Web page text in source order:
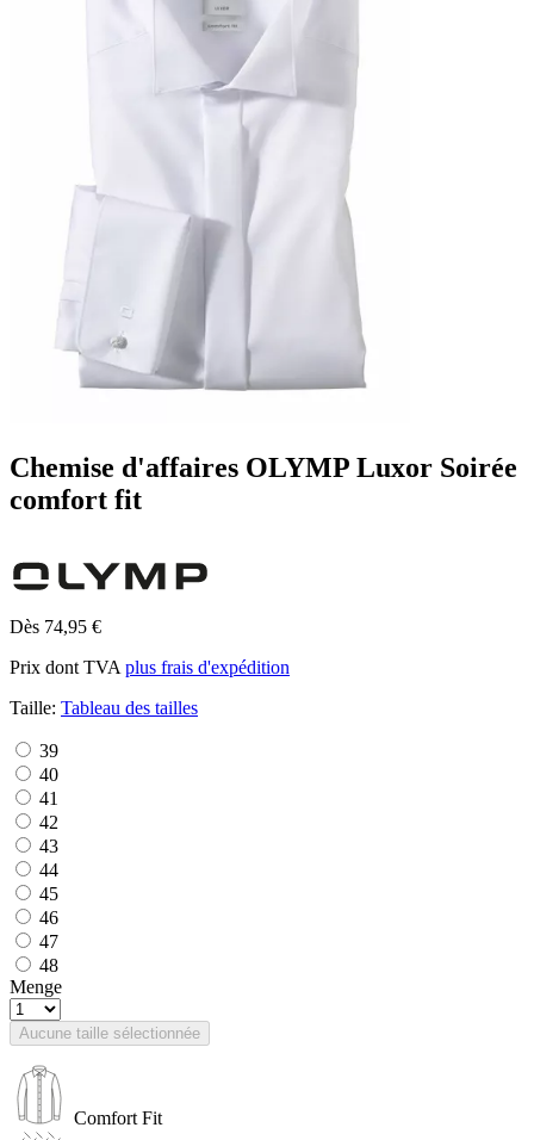
Chemise d'affaires OLYMP Luxor Soirée
comfort fit
Dès 74,95 €
Prix dont TVA plus frais d'expédition
Taille: Tableau des tailles
39
40
41
42
43
44
45
46
47
48
Menge
Aucune taille sélectionnée
Comfort Fit